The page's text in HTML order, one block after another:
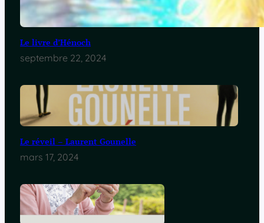
Le livre d’Hénoch
septembre 22, 2024
Le réveil – Laurent Gounelle
mars 17, 2024